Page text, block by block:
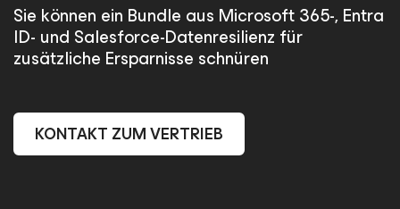
Sie können ein Bundle aus Microsoft 365-, Entra
ID- und Salesforce-Datenresilienz für
zusätzliche Ersparnisse schnüren
KONTAKT ZUM VERTRIEB